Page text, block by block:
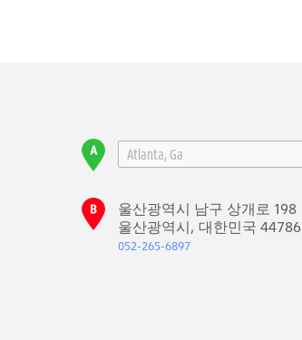
울산광역시 남구 상개로 198
울산광역시, 대한민국 44786
052-265-6897